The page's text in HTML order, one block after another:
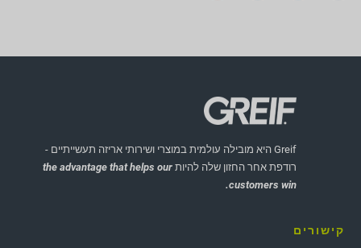
Greif היא מובילה עולמית במוצרי ושירותי אריזה תעשייתיים -
רודפת אחר החזון שלה להיות the advantage that helps our
customers win.
קישורים